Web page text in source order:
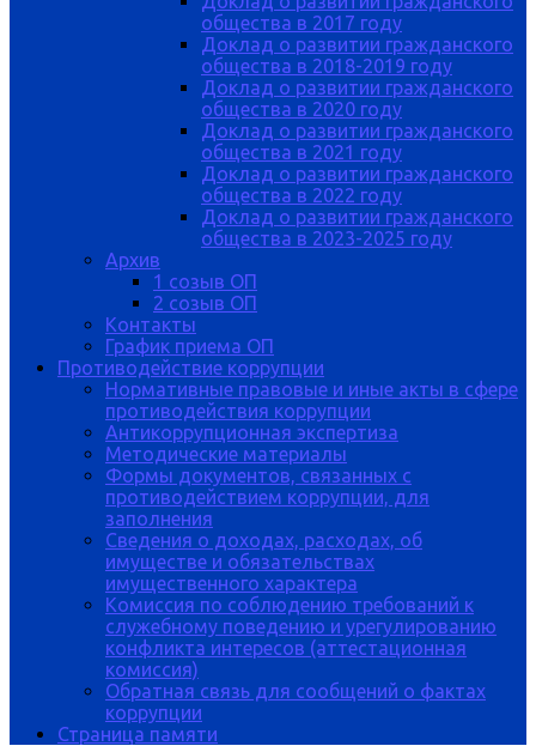
общества в 2017 году
Доклад о развитии гражданского
общества в 2018-2019 году
Доклад о развитии гражданского
общества в 2020 году
Доклад о развитии гражданского
общества в 2021 году
Доклад о развитии гражданского
общества в 2022 году
Доклад о развитии гражданского
общества в 2023-2025 году
Архив
1 созыв ОП
2 созыв ОП
Контакты
График приема ОП
Противодействие коррупции
Нормативные правовые и иные акты в сфере
противодействия коррупции
Антикоррупционная экспертиза
Методические материалы
Формы документов, связанных с
противодействием коррупции, для
заполнения
Сведения о доходах, расходах, об
имуществе и обязательствах
имущественного характера
Комиссия по соблюдению требований к
служебному поведению и урегулированию
конфликта интересов (аттестационная
комиссия)
Обратная связь для сообщений о фактах
коррупции
Страница памяти